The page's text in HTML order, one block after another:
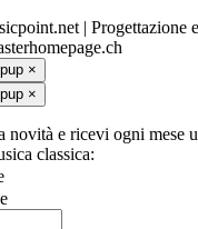
| Progettazione
×
×
novità e ricevi ogni mese
classica: